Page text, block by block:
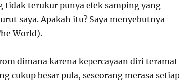
tidak terukur punya efek samping yang
saya. Apakah itu? Saya menyebutnya
World).
dimana karena kepercayaan diri teramat
cukup besar pula, seseorang merasa setiap